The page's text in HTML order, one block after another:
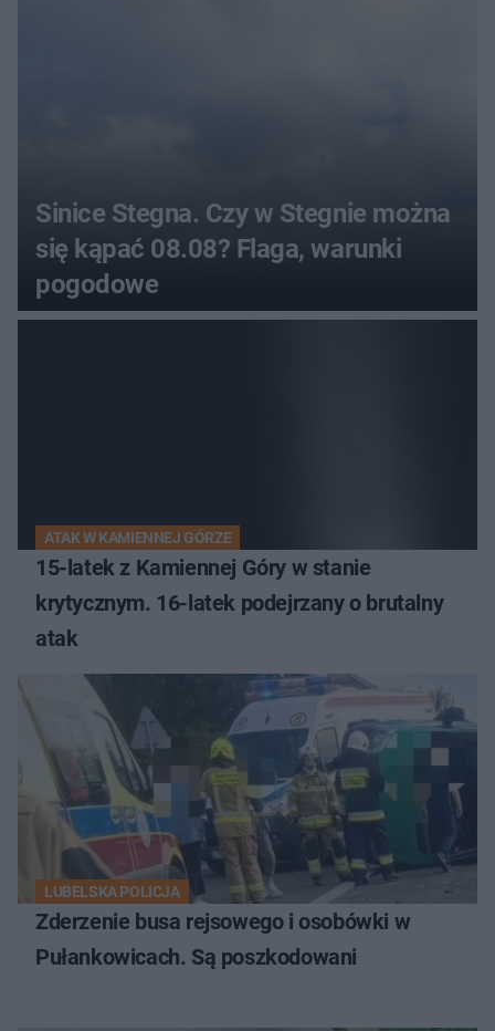
Sinice Stegna. Czy w Stegnie można
się kąpać 08.08? Flaga, warunki
pogodowe
ATAK W KAMIENNEJ GÓRZE
15-latek z Kamiennej Góry w stanie
krytycznym. 16-latek podejrzany o brutalny
atak
LUBELSKA POLICJA
Zderzenie busa rejsowego i osobówki w
Pułankowicach. Są poszkodowani